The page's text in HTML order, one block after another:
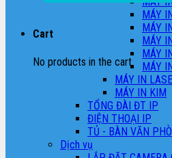
Cart
No products in the cart.
MÁY
MÁY
MÁY
MÁY
MÁY
MÁY IN
MÁY IN KIM
TỔNG ĐÀI ĐT IP
ĐIỆN THOẠI IP
TỦ - BÀN VĂN
Dịch vụ